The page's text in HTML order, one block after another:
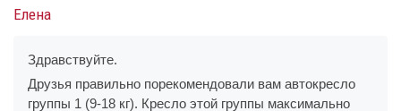
Елена
Здравствуйте.
Друзья правильно порекомендовали вам автокресло
группы 1 (9-18 кг). Кресло этой группы максимально